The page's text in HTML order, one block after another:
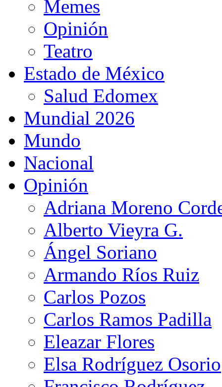
Memes
Opinión
Teatro
Estado de México
Salud Edomex
Mundial 2026
Mundo
Nacional
Opinión
Adriana Moreno
Alberto Vieyra G.
Ángel Soriano
Armando Ríos Ruiz
Carlos Pozos
Carlos Ramos Padilla
Eleazar Flores
Elsa Rodríguez Osorio